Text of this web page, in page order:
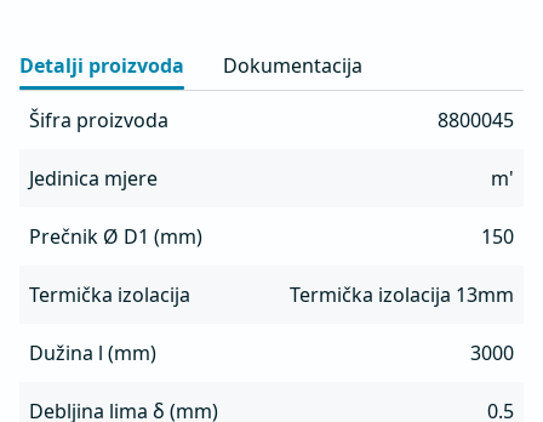
Detalji proizvoda Dokumentacija
Šifra proizvoda 8800045
Jedinica mjere m'
Prečnik Ø D1 (mm) 150
Termička izolacija Termička izolacija 13mm
Dužina l (mm) 3000
Debljina lima δ (mm) 0.5